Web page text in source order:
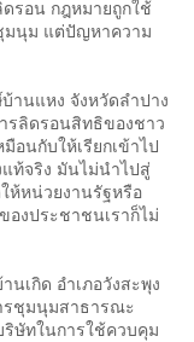
รอน กฎหมายถูกใช้
มนุม แต่ปัญหาความ
านแหง จังหวัดลำปาง
รลิดรอนสิทธิของชาว
อนกับให้เรียกเข้าไป
ท้จริง มันไม่นำไปสู่
ห้หน่วยงานรัฐหรือ
องประชาชนเราก็ไม่
เกิด อำเภอวังสะพุง
รชุมนุมสาธารณะ
ริษัทในการใช้ควบคุม